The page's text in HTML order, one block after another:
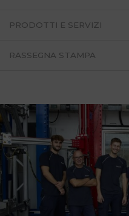
PRODOTTI E SERVIZI
RASSEGNA STAMPA